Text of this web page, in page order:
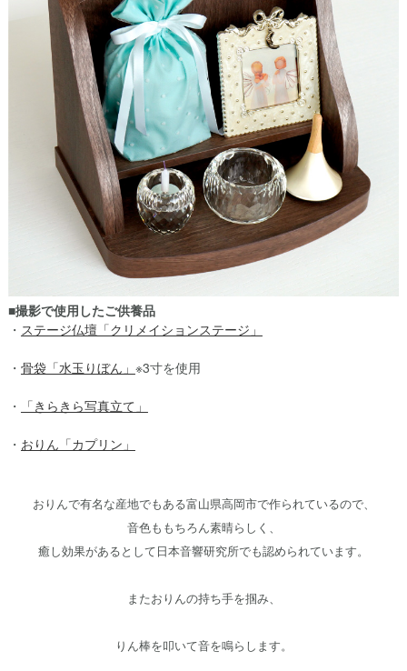
■撮影で使用したご供養品
・ ステージ仏壇「クリメイションステージ」
・ 骨袋「水玉りぼん」 ※3寸を使用
・ 「きらきら写真立て」
・ おりん「カプリン」
おりんで有名な産地でもある富山県高岡市で作られているので、
音色ももちろん素晴らしく、
癒し効果があるとして日本音響研究所でも認められています。
またおりんの持ち手を掴み、
りん棒を叩いて音を鳴らします。